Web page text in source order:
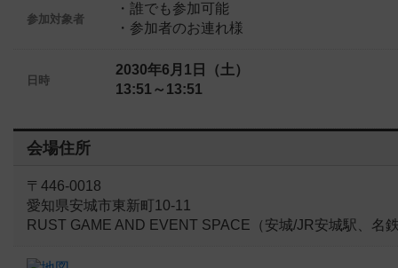
参加対象者
・誰でも参加可能
・参加者のお連れ様
日時
2030年6月1日（土）
13:51～13:51
会場住所
〒446-0018
愛知県安城市東新町10-11
RUST GAME AND EVENT SPACE（安城/JR安城駅、名